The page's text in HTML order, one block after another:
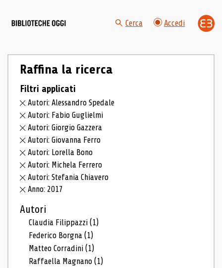
Cerca Accedi
Raffina la ricerca
Filtri applicati
Autori: Alessandro Spedale
Autori: Fabio Guglielmi
Autori: Giorgio Gazzera
Autori: Giovanna Ferro
Autori: Lorella Bono
Autori: Michela Ferrero
Autori: Stefania Chiavero
Anno: 2017
Autori
Claudia Filippazzi(1)
Federico Borgna(1)
Matteo Corradini(1)
Raffaella Magnano(1)